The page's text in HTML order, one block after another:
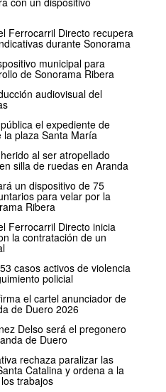
Ferrocarril Directo recupera
durante Sonorama
municipal para
de Sonorama Ribera
audiovisual del
el expediente de
la plaza Santa María
al ser atropellado
silla de ruedas en Aranda
un dispositivo de 75
para velar por la
Ribera
Ferrocarril Directo inicia
la contratación de un
casos activos de violencia
policial
el cartel anunciador de
de Duero 2026
Delso será el pregonero
de Duero
rechaza paralizar las
Catalina y ordena a la
trabajos